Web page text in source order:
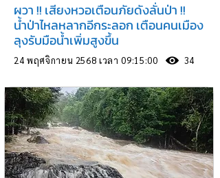
ผวา !! เสียงหวอเตือนภัยดังลั่นป่า !!
น้ำป่าไหลหลากอีกระลอก เตือนคนเมือง
ลุงรับมือน้ำเพิ่มสูงขึ้น
24 พฤศจิกายน 2568 เวลา 09:15:00 34